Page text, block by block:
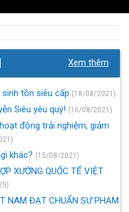
Xem thêm
sinh tồn siêu cấp (18/08/2021)
Siêu yêu quý! (16/08/2021)
động trải nghiệm, giảm
khác? (15/08/2021)
XƯỚNG QUỐC TẾ VIỆT
NAM ĐẠT CHUẨN SƯ PHẠM